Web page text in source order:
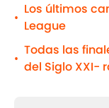
•
Los últimos
League
•
Todas las
del Siglo XXI-